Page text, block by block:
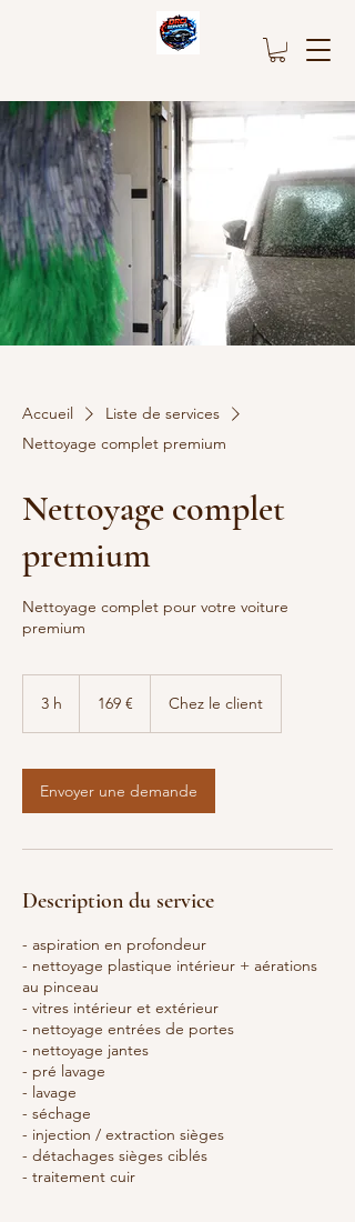
Accueil
Liste de services
Nettoyage complet premium
Nettoyage complet
premium
Nettoyage complet pour votre voiture
premium
3 h 169 € Chez le client
Envoyer une demande
Description du service
- aspiration en profondeur
- nettoyage plastique intérieur + aérations
au pinceau
- vitres intérieur et extérieur
- nettoyage entrées de portes
- nettoyage jantes
- pré lavage
- lavage
- séchage
- injection / extraction sièges
- détachages sièges ciblés
- traitement cuir